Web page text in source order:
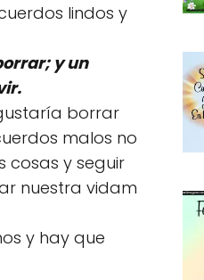
lindos y
y un
borrar
malos no
cosas y seguir
nuestra vidam
y hay que